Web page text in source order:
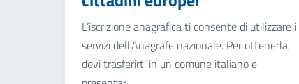
L’iscrizione anagrafica ti consente di utilizzare i
servizi dell’Anagrafe nazionale. Per ottenerla,
devi trasferirti in un comune italiano e